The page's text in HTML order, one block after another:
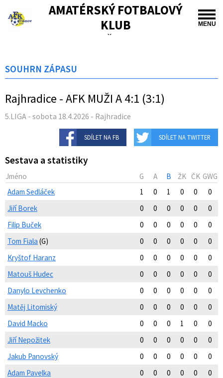
MENU
AMATÉRSKÝ FOTBALOVÝ
KLUB
TIŠNOV
SOUHRN ZÁPASU
Rajhradice - AFK MUŽI A 4:1 (3:1)
5.LIGA - sobota 18.4.2026 - Rajhradice
SDÍLET NA FB SDÍLET NA TWITTER
Sestava a statistiky
Jméno G A B ŽK ČK GWG
Adam Sedláček
1 0 1 0 0
0
Jiří Borek
0 0 0 0 0
0
Filip Buček
0 0 0 0 0
0
Tom Fiala (G) 0 0 0 0 0
0
Kryštof Haranz
0 0 0 0 0
0
Matouš Hudec
0 0 0 0 0
0
Danylo Levchenko
0 0 0 0 0
0
Matěj Litomiský
0 0 0 0 0
0
David Macko
0 0 0 1 0
0
Jiří Nepožitek
0 0 0 0 0
0
Jakub Panovský
0 0 0 0 0
0
Adam Pavelka
0 0 0 0 0
0